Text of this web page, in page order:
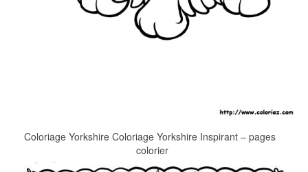
Coloriage Yorkshire Coloriage Yorkshire Inspirant – pages
colorier